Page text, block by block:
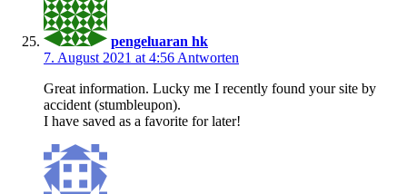
pengeluaran hk
7. August 2021 at 4:56 Antworten
Great information. Lucky me I recently found your site by
accident (stumbleupon).
I have saved as a favorite for later!